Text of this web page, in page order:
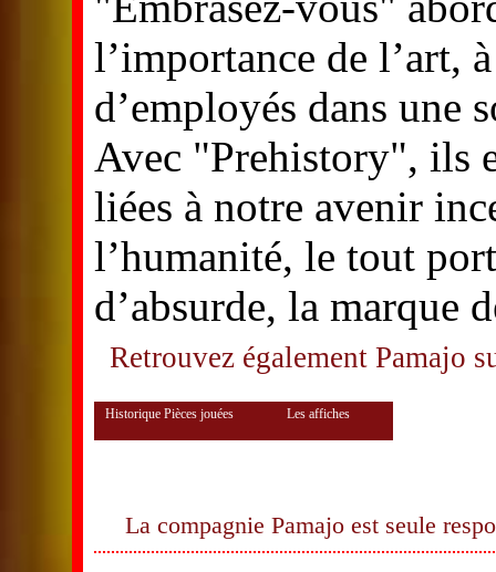
l’importance de l’art,
d’employés dans une
Avec "Prehistory", ils
liées à notre avenir
l’humanité, le tout
d’absurde, la marque
Retrouvez également Pamajo
Historique Pièces jouées Les affiches
La compagnie Pamajo est seule